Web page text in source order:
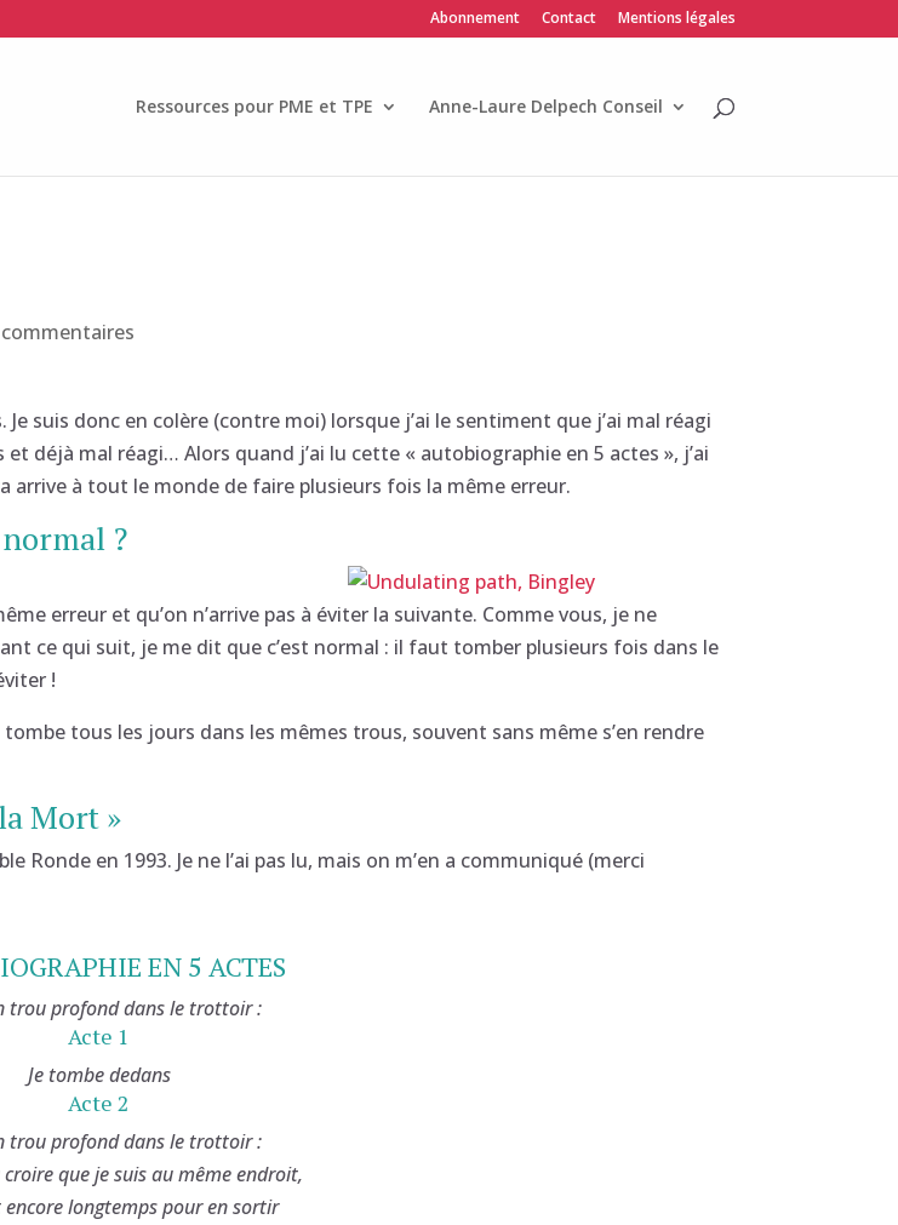
Abonnement Contact Mentions légales
Ressources pour PME et TPE Anne-Laure Delpech Conseil
suis donc en colère (contre moi) lorsque j’ai le sentiment que j’ai mal réagi
déjà mal réagi… Alors quand j’ai lu cette « autobiographie en 5 actes », j’ai
à tout le monde de faire plusieurs fois la même erreur.
?
erreur et qu’on n’arrive pas à éviter la suivante. Comme vous, je ne
ce qui suit, je me dit que c’est normal : il faut tomber plusieurs fois dans le
!
tous les jours dans les mêmes trous, souvent sans même s’en rendre
Mort »
Ronde en 1993. Je ne l’ai pas lu, mais on m’en a communiqué (merci
EN 5 ACTES
trou profond dans le trottoir :
Acte 1
Je tombe dedans
Acte 2
trou profond dans le trottoir :
croire que je suis au même endroit,
longtemps pour en sortir